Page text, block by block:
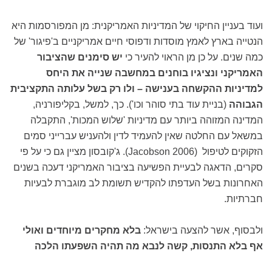
ועוד בעניין החיקוי של המדיניות האמריקנית: מן המפורסמות היא
הנטייה בארץ לאמץ מוסדות ודפוסי חיים אמריקניים ב'פיגור' של
כמה שנים. על כן מן הראוי להעיר כי יש סימנים שהציבור
האמריקני ונציגיו בוחנים במחשבה שנייה את היחס
למדיניות ההקשחה בענישה – ולו רק בשל עלותה התקציבית
הגבוהה (בניית עוד בתי סוהר וכו'). כך, למשל, בקליפורניה,
המדינה המזוהה ביותר עם מדיניות 'שלוש המכות', התקבלה
במשאל עם החלטה שאין להעמיד לדין ולהעניש עברייני סמים
הזקוקים לטיפול (Jacobson 2006). ג'קובסון מציין גם כי על פי
סקרים, הדאגה לבעיית הפשיעה בציבור האמריקני דעכה בשנים
האחרונות בשל העדפתו להקדיש תשומת לב מוגברת לבעיות
חברתיות.
ולבסוף, אשר להצעה בישראל: בלא מחקרים מיוחדים ואולי
אף בלא התנסות, קשה לנבא מה תהיה השפעתו הלכה